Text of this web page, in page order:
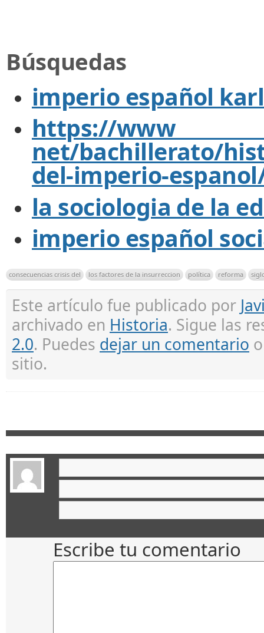
Búsquedas
imperio español
https://
net/bachillerato/
del-imperio-
la sociologia de la
imperio español
consecuencias crisis del los factores de la insurreccion política reforma
Este artículo fue publicado por
archivado en Historia. Sigue las
2.0. Puedes dejar un comentario
sitio.
Escribe tu comentario